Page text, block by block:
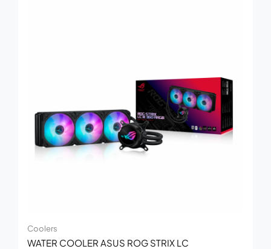
Coolers
WATER COOLER ASUS ROG STRIX LC